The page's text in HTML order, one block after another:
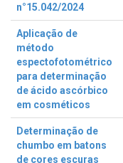
n°15.042/2024
Aplicação de
método
espectofotométrico
para determinação
de ácido ascórbico
em cosméticos
Determinação de
chumbo em batons
de cores escuras